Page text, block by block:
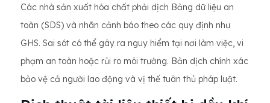
Các nhà sản xuất hóa chất phải dịch Bảng dữ liệu an
toàn (SDS) và nhãn cảnh báo theo các quy định như
GHS. Sai sót có thể gây ra nguy hiểm tại nơi làm việc, vi
phạm an toàn hoặc rủi ro môi trường. Bản dịch chính xác
bảo vệ cả người lao động và vị thế tuân thủ pháp luật.